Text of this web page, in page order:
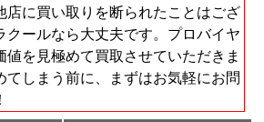
店に買い取りを断られたことはござ
クールなら大丈夫です。プロバイヤ
値を見極めて買取させていただきま
てしまう前に、まずはお気軽にお問